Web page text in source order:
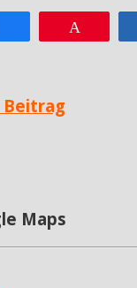
Beitrag
Maps